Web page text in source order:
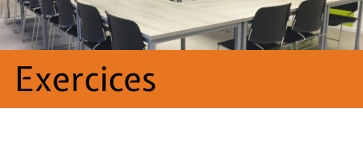
Exercices